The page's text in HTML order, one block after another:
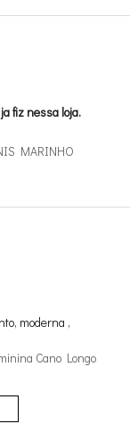
fiz nessa loja.
MARINHO
moderna ,
Cano Longo